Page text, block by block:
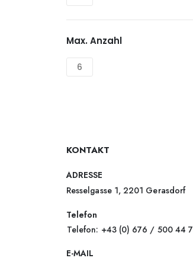
Max. Anzahl
6
KONTAKT
ADRESSE
Resselgasse 1, 2201 Gerasdorf
Telefon
Telefon: +43 (0) 676 / 500 44
E-MAIL